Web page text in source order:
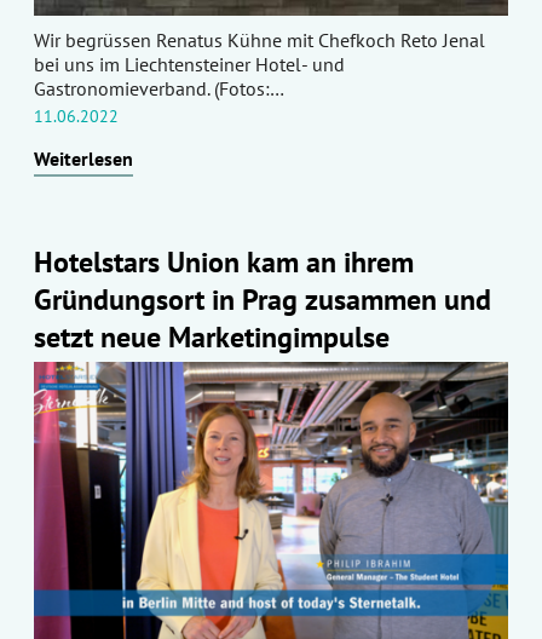
Wir begrüssen Renatus Kühne mit Chefkoch Reto Jenal
bei uns im Liechtensteiner Hotel- und
Gastronomieverband. (Fotos:…
11.06.2022
Weiterlesen
Hotelstars Union kam an ihrem
Gründungsort in Prag zusammen und
setzt neue Marketingimpulse